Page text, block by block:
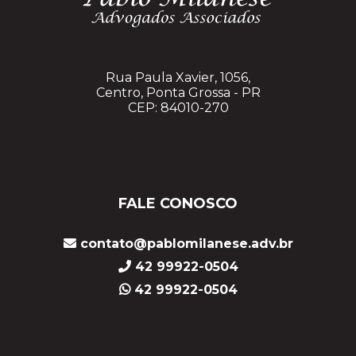
Rua Paula Xavier, 1056,
Centro, Ponta Grossa - PR
CEP: 84010-270
FALE CONOSCO
contato@pablomilanese.adv.br
42 99922-0504
42 99922-0504